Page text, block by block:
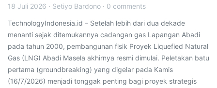
18 Juli 2026 · Setiyo Bardono · 0 comments
TechnologyIndonesia.id – Setelah lebih dari dua dekade
menanti sejak ditemukannya cadangan gas Lapangan Abadi
pada tahun 2000, pembangunan fisik Proyek Liquefied Natural
Gas (LNG) Abadi Masela akhirnya resmi dimulai. Peletakan batu
pertama (groundbreaking) yang digelar pada Kamis
(16/7/2026) menjadi tonggak penting bagi proyek strategis